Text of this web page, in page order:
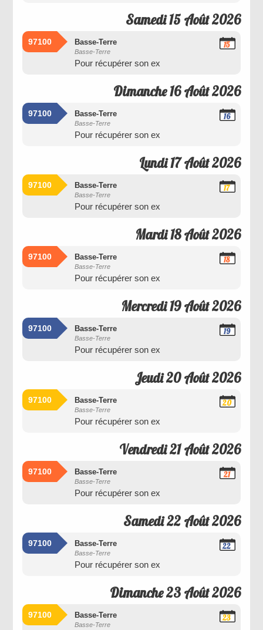
Samedi 15 Août 2026
97100 Basse-Terre
Basse-Terre
Pour récupérer son ex
15
Dimanche 16 Août 2026
97100 Basse-Terre
Basse-Terre
Pour récupérer son ex
16
Lundi 17 Août 2026
97100 Basse-Terre
Basse-Terre
Pour récupérer son ex
17
Mardi 18 Août 2026
97100 Basse-Terre
Basse-Terre
Pour récupérer son ex
18
Mercredi 19 Août 2026
97100 Basse-Terre
Basse-Terre
Pour récupérer son ex
19
Jeudi 20 Août 2026
97100 Basse-Terre
Basse-Terre
Pour récupérer son ex
20
Vendredi 21 Août 2026
97100 Basse-Terre
Basse-Terre
Pour récupérer son ex
21
Samedi 22 Août 2026
97100 Basse-Terre
Basse-Terre
Pour récupérer son ex
22
Dimanche 23 Août 2026
97100 Basse-Terre
Basse-Terre
23